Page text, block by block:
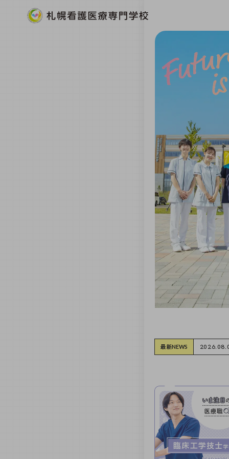
最新NEWS8月夏祭りオー